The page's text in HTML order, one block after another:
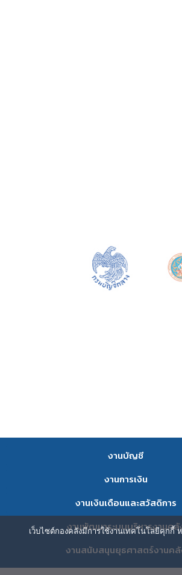
งานบัญชี
งานการเงิน
งานเงินเดือนและสวัสดิการ
งานพัฒนาระบบบริหารงานคลั
งานสนับสนุนยุธศาสตร์งานค
เว็บไซต์กองคลังมีการใช้งานเทคโนโลยีคุก